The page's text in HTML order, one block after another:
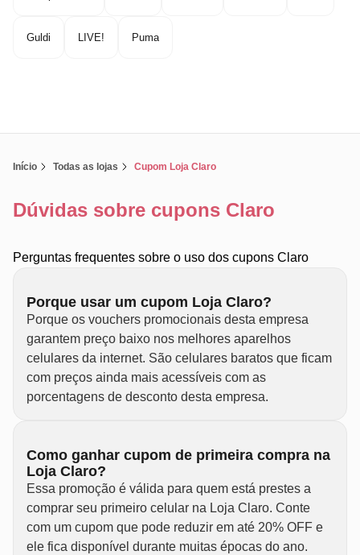
Guldi LIVE! Puma
Início Todas as lojas Cupom Loja Claro
Dúvidas sobre cupons Claro
Perguntas frequentes sobre o uso dos cupons Claro
Porque usar um cupom Loja Claro?
Porque os vouchers promocionais desta empresa
garantem preço baixo nos melhores aparelhos
celulares da internet. São celulares baratos que ficam
com preços ainda mais acessíveis com as
porcentagens de desconto desta empresa.
Como ganhar cupom de primeira compra na
Loja Claro?
Essa promoção é válida para quem está prestes a
comprar seu primeiro celular na Loja Claro. Conte
com um cupom que pode reduzir em até 20% OFF e
ele fica disponível durante muitas épocas do ano.